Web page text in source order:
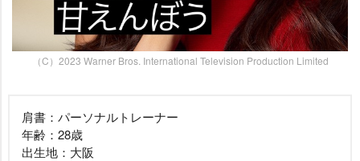
（C）2023 Warner Bros. International Television Production Limited
肩書：パーソナルトレーナー
年齢：28歳
出生地：大阪